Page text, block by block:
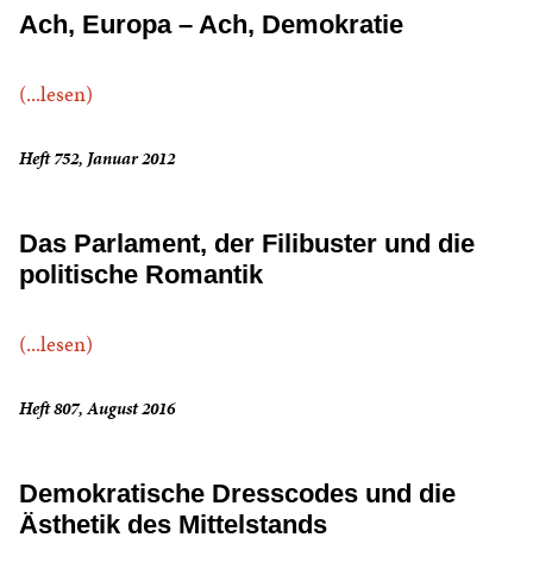
Ach, Europa – Ach, Demokratie
(...lesen)
Heft 752, Januar 2012
Das Parlament, der Filibuster und die
politische Romantik
(...lesen)
Heft 807, August 2016
Demokratische Dresscodes und die
Ästhetik des Mittelstands